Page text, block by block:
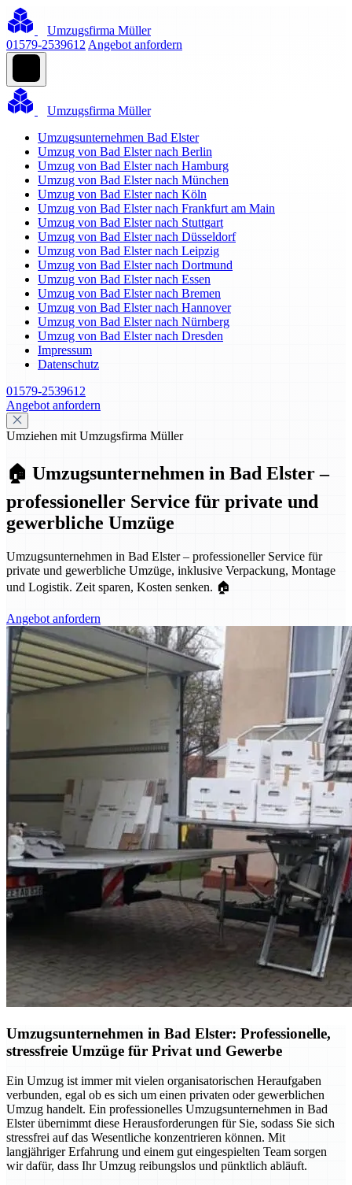
Umzugsfirma Müller
01579-2539612 Angebot anfordern
Umzugsfirma Müller
Umzugsunternehmen Bad Elster
Umzug von Bad Elster nach Berlin
Umzug von Bad Elster nach Hamburg
Umzug von Bad Elster nach München
Umzug von Bad Elster nach Köln
Umzug von Bad Elster nach Frankfurt am Main
Umzug von Bad Elster nach Stuttgart
Umzug von Bad Elster nach Düsseldorf
Umzug von Bad Elster nach Leipzig
Umzug von Bad Elster nach Dortmund
Umzug von Bad Elster nach Essen
Umzug von Bad Elster nach Bremen
Umzug von Bad Elster nach Hannover
Umzug von Bad Elster nach Nürnberg
Umzug von Bad Elster nach Dresden
Impressum
Datenschutz
01579-2539612
Angebot anfordern
Umziehen mit Umzugsfirma Müller
🏠 Umzugsunternehmen in Bad Elster –
professioneller Service für private und
gewerbliche Umzüge
Umzugsunternehmen in Bad Elster – professioneller Service für
private und gewerbliche Umzüge, inklusive Verpackung, Montage
und Logistik. Zeit sparen, Kosten senken. 🏠
Angebot anfordern
Umzugsunternehmen in Bad Elster: Professionelle,
stressfreie Umzüge für Privat und Gewerbe
Ein Umzug ist immer mit vielen organisatorischen Heraufgaben
verbunden, egal ob es sich um einen privaten oder gewerblichen
Umzug handelt. Ein professionelles Umzugsunternehmen in Bad
Elster übernimmt diese Herausforderungen für Sie, sodass Sie sich
stressfrei auf das Wesentliche konzentrieren können. Mit
langjähriger Erfahrung und einem gut eingespielten Team sorgen
wir dafür, dass Ihr Umzug reibungslos und pünktlich abläuft.